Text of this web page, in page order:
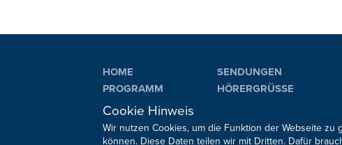
HOME
PROGRAMM
PLAYLIST
SENDUNGEN
HÖRERGRÜSSE
Cookie Hinweis
Wir nutzen Cookies, um die Funktion der Webseite zu
können. Diese Daten teilen wir mit Dritten. Dafür